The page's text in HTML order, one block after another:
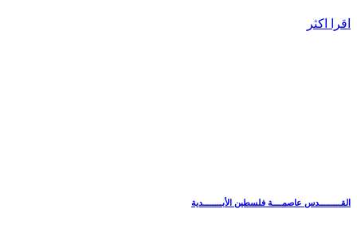
اقرا اكثر
القـــــــــدس عاصمــــة فلسطين الأبــــــــدية